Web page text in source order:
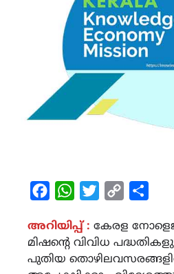
FacebookWhatsAppTwitterCopy
അറിയിപ്പ് : കേരള
മിഷന്റെ വിവിധ
പുതിയ